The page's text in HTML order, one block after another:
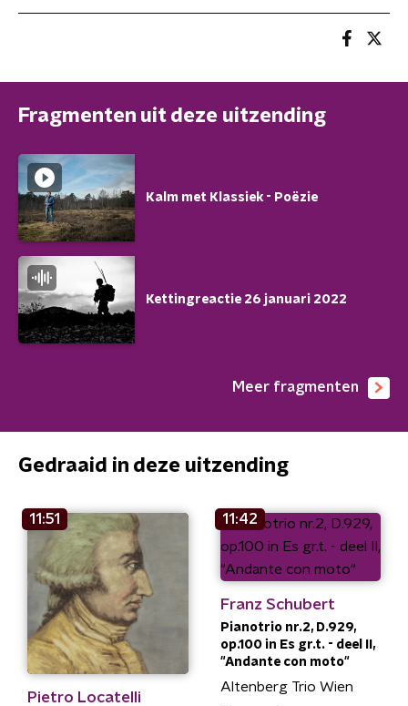
Fragmenten uit deze uitzending
Kalm met Klassiek - Poëzie
Kettingreactie 26 januari 2022
Meer fragmenten
Gedraaid in deze uitzending
11:51
Pietro Locatelli
11:42
Franz Schubert
Pianotrio nr.2, D.929,
op.100 in Es gr.t. - deel II,
"Andante con moto"
Altenberg Trio Wien